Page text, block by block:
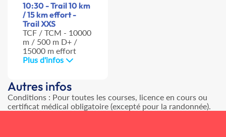
10:30 - Trail 10 km
/ 15 km effort -
Trail XXS
TCF / TCM - 10000
m / 500 m D+ /
15000 m effort
Plus d'infos
Autres infos
Conditions : Pour toutes les courses, licence en cours ou
certificat médical obligatoire (excepté pour la randonnée).